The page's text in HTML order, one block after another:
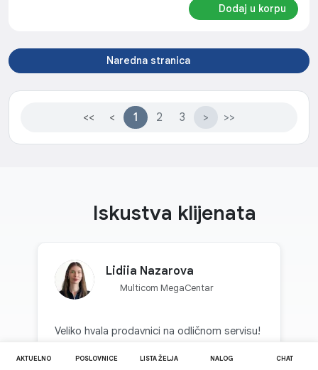
Dodaj u korpu
Naredna stranica
<< < 1 2 3 > >>
Iskustva klijenata
Lidiia Nazarova
Multicom MegaCentar
Veliko hvala prodavnici na odličnom servisu!
sigurno i spokojno, jer znaš da te nikad
Prethodna recenzija
AKTUELNO POSLOVNICE LISTA ŽELJA NALOG CHAT